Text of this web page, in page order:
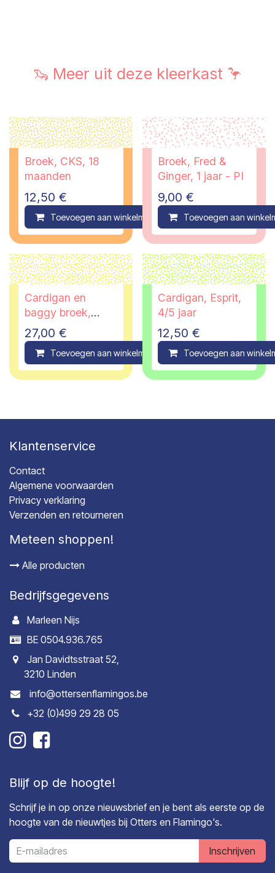
🦦 Meer uit deze kleerkast 🦩
Broek, CKS, 18
maanden
12,50 €
Toevoegen aan winkelmandje Compare
Broek, Fred &
Ginger, 1 jaar - PI
9,00 €
Toevoegen aan
Cardigan en
baggy broek,
Duns Sweden, 2
jaar -PI
27,00 €
Toevoegen aan winkelmandje Compare
Cardigan, Esprit,
4/5 jaar
12,50 €
Toevoegen aan
Klantenservice
Contact
Algemene voorwaarden
Privacy verklaring
Verzenden en retourneren
Meteen shoppen!
Alle producten
Bedrijfsgegevens
Marleen Nijs
BE 0504.936.765
Jan Davidtsstraat 52,
3210 Linden
info@ottersenflamingos.be
+32 (0)499 29 28 05
Blijf op de hoogte!
Schrijf je in op onze nieuwsbrief en je bent als eerste op de
hoogte van de nieuwtjes bij Otters en Flamingo's.
Inschrijven